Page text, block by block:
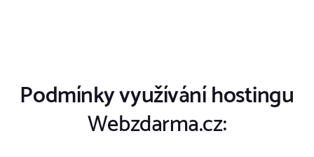
Podmínky využívání hostingu
Webzdarma.cz: